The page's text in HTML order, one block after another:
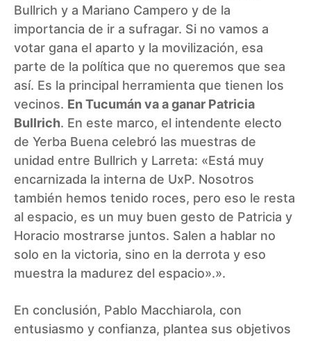
Bullrich y a Mariano Campero y de la
importancia de ir a sufragar. Si no vamos a
votar gana el aparto y la movilización, esa
parte de la política que no queremos que sea
así. Es la principal herramienta que tienen los
vecinos. En Tucumán va a ganar Patricia
Bullrich. En este marco, el intendente electo
de Yerba Buena celebró las muestras de
unidad entre Bullrich y Larreta: «Está muy
encarnizada la interna de UxP. Nosotros
también hemos tenido roces, pero eso le resta
al espacio, es un muy buen gesto de Patricia y
Horacio mostrarse juntos. Salen a hablar no
solo en la victoria, sino en la derrota y eso
muestra la madurez del espacio».».
En conclusión, Pablo Macchiarola, con
entusiasmo y confianza, plantea sus objetivos